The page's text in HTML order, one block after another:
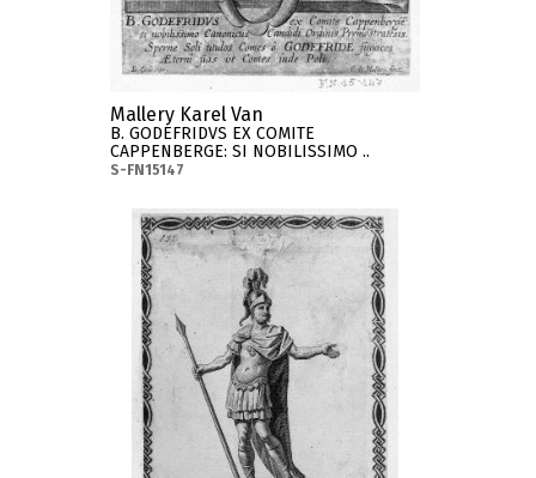
Mallery Karel Van
B. GODEFRIDVS EX COMITE
CAPPENBERGE: SI NOBILISSIMO ..
S-FN15147